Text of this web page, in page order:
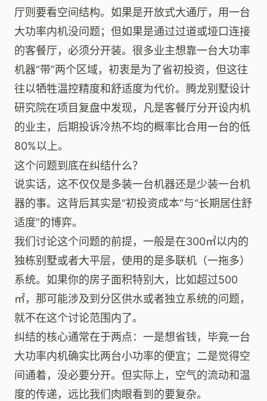
厅则要看空间结构。如果是开放式大通厅，用一台
大功率内机没问题；但如果是通过过道或垭口连接
的客餐厅，必须分开装。很多业主想靠一台大功率
机器“带”两个区域，初衷是为了省初投资，但这往
往以牺牲温控精度和舒适度为代价。腾龙别墅设计
研究院在项目复盘中发现，凡是客餐厅分开设内机
的业主，后期投诉冷热不均的概率比合用一台的低
80%以上。
这个问题到底在纠结什么？
说实话，这不仅仅是多装一台机器还是少装一台机
器的事。这背后其实是“初投资成本”与“长期居住舒
适度”的博弈。
我们讨论这个问题的前提，一般是在300㎡以内的
独栋别墅或者大平层，使用的是多联机（一拖多）
系统。如果你的房子面积特别大，比如超过500
㎡，那可能涉及到分区供水或者独立系统的问题，
就不在这个讨论范围内了。
纠结的核心通常在于两点：一是想省钱，毕竟一台
大功率内机确实比两台小功率的便宜；二是觉得空
间通着，没必要分开。但实际上，空气的流动和温
度的传递，远比我们肉眼看到的要复杂。